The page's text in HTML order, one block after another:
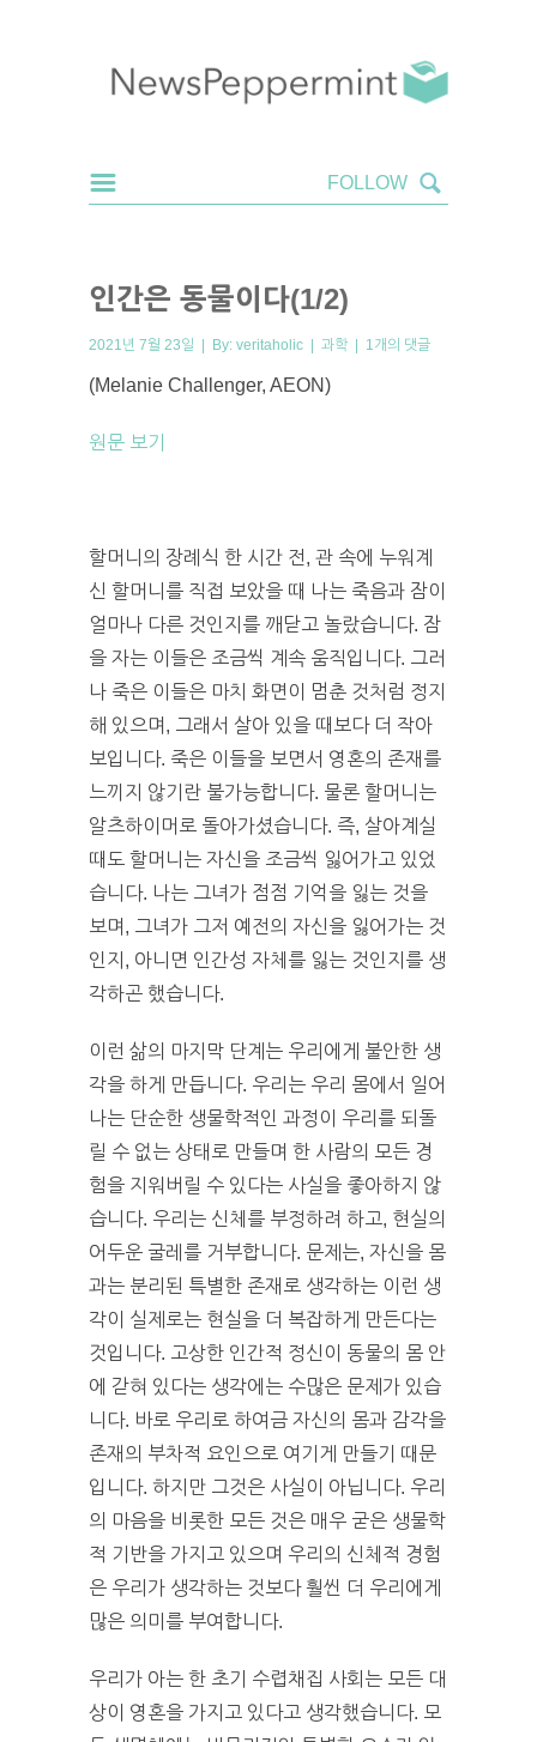
인간은 동물이다(1/2)
2021년 7월 23일 | By: veritaholic | 과학 | 1개의 댓글
(Melanie Challenger, AEON)
원문 보기
할머니의 장례식 한 시간 전, 관 속에 누워계
신 할머니를 직접 보았을 때 나는 죽음과 잠이
얼마나 다른 것인지를 깨닫고 놀랐습니다. 잠
을 자는 이들은 조금씩 계속 움직입니다. 그러
나 죽은 이들은 마치 화면이 멈춘 것처럼 정지
해 있으며, 그래서 살아 있을 때보다 더 작아
보입니다. 죽은 이들을 보면서 영혼의 존재를
느끼지 않기란 불가능합니다. 물론 할머니는
알츠하이머로 돌아가셨습니다. 즉, 살아계실
때도 할머니는 자신을 조금씩 잃어가고 있었
습니다. 나는 그녀가 점점 기억을 잃는 것을
보며, 그녀가 그저 예전의 자신을 잃어가는 것
인지, 아니면 인간성 자체를 잃는 것인지를 생
각하곤 했습니다.
이런 삶의 마지막 단계는 우리에게 불안한 생
각을 하게 만듭니다. 우리는 우리 몸에서 일어
나는 단순한 생물학적인 과정이 우리를 되돌
릴 수 없는 상태로 만들며 한 사람의 모든 경
험을 지워버릴 수 있다는 사실을 좋아하지 않
습니다. 우리는 신체를 부정하려 하고, 현실의
어두운 굴레를 거부합니다. 문제는, 자신을 몸
과는 분리된 특별한 존재로 생각하는 이런 생
각이 실제로는 현실을 더 복잡하게 만든다는
것입니다. 고상한 인간적 정신이 동물의 몸 안
에 갇혀 있다는 생각에는 수많은 문제가 있습
니다. 바로 우리로 하여금 자신의 몸과 감각을
존재의 부차적 요인으로 여기게 만들기 때문
입니다. 하지만 그것은 사실이 아닙니다. 우리
의 마음을 비롯한 모든 것은 매우 굳은 생물학
적 기반을 가지고 있으며 우리의 신체적 경험
은 우리가 생각하는 것보다 훨씬 더 우리에게
많은 의미를 부여합니다.
우리가 아는 한 초기 수렵채집 사회는 모든 대
상이 영혼을 가지고 있다고 생각했습니다. 모